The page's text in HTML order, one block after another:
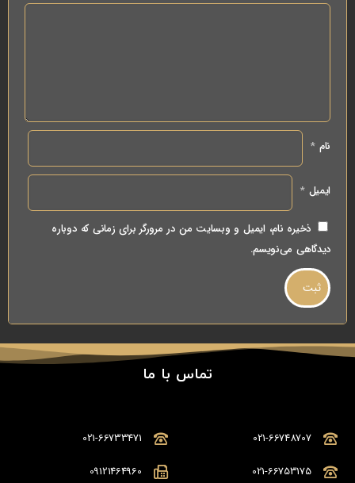
نام*
ایمیل*
ذخیره نام، ایمیل و وبسایت من در مرورگر برای زمانی که دوباره
دیدگاهی می‌نویسم.
تماس با ما
021-66748707
021-66753175
021-66733471
09121464960